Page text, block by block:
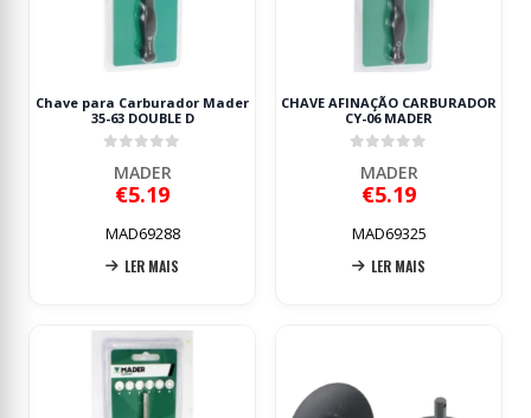
Chave para Carburador Mader
35-63 DOUBLE D
MADER
€5.19
MAD69288
LER MAIS
CHAVE AFINAÇÃO CARBURADOR
CY-06 MADER
MADER
€5.19
MAD69325
LER MAIS